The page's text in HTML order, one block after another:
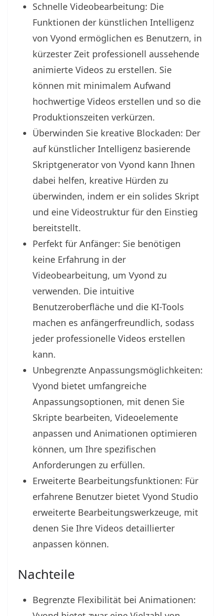
Schnelle Videobearbeitung: Die
Funktionen der künstlichen Intelligenz
von Vyond ermöglichen es Benutzern, in
kürzester Zeit professionell aussehende
animierte Videos zu erstellen. Sie
können mit minimalem Aufwand
hochwertige Videos erstellen und so die
Produktionszeiten verkürzen.
Überwinden Sie kreative Blockaden: Der
auf künstlicher Intelligenz basierende
Skriptgenerator von Vyond kann Ihnen
dabei helfen, kreative Hürden zu
überwinden, indem er ein solides Skript
und eine Videostruktur für den Einstieg
bereitstellt.
Perfekt für Anfänger: Sie benötigen
keine Erfahrung in der
Videobearbeitung, um Vyond zu
verwenden. Die intuitive
Benutzeroberfläche und die KI-Tools
machen es anfängerfreundlich, sodass
jeder professionelle Videos erstellen
kann.
Unbegrenzte Anpassungsmöglichkeiten:
Vyond bietet umfangreiche
Anpassungsoptionen, mit denen Sie
Skripte bearbeiten, Videoelemente
anpassen und Animationen optimieren
können, um Ihre spezifischen
Anforderungen zu erfüllen.
Erweiterte Bearbeitungsfunktionen: Für
erfahrene Benutzer bietet Vyond Studio
erweiterte Bearbeitungswerkzeuge, mit
denen Sie Ihre Videos detaillierter
anpassen können.
Nachteile
Begrenzte Flexibilität bei Animationen: